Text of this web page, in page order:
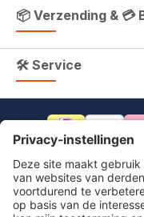
📦 Verzending & 💳
🛠 Service